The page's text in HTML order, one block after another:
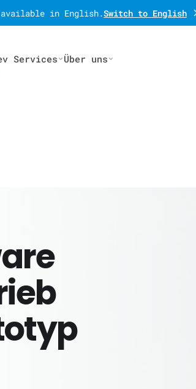
in English.Switch to English
Services Über uns